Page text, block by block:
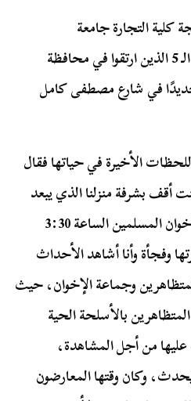
التجارة جامعة
الإسكندرية، ضمن الشهداء الـ 5 الذين ارتقوا في محافظة
28 يونيو، وتحديدًا في شارع مصطفى كامل
الأخيرة في حياتها فقال
أقف بشرفة منزلنا الذي يبعد
بعدة أمتار عن مقر جماعة الإخوان المسلمين الساعة 3:30
وفجأة وأنا أشاهد الأحداث
وجماعة الإخوان، حيث
بالأسلحة الحية
من أجل المشاهدة،
وكان وقتها المعارضون